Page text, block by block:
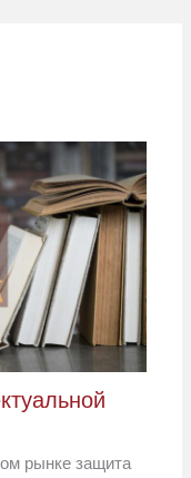
рынке защита